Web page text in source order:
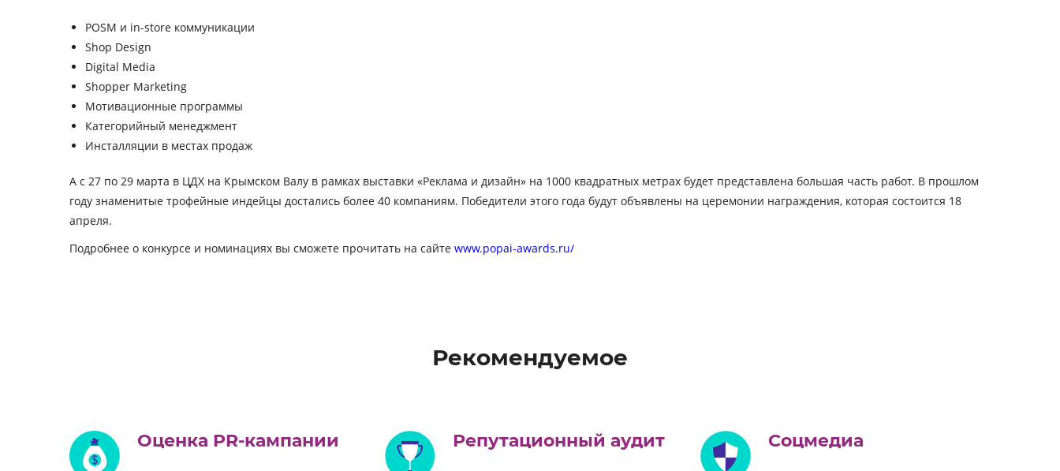
POSM и in-store коммуникации
Shop Design
Digital Media
Shopper Marketing
Мотивационные программы
Категорийный менеджмент
Инсталляции в местах продаж
А с 27 по 29 марта в ЦДХ на Крымском Валу в рамках выставки «Реклама и дизайн» на 1000 квадратных метрахбудет представлена большая часть работ. В прошлом
году знаменитые трофейные индейцы достались более 40 компаниям. Победители этого года будут объявлены на церемонии награждения, которая состоится 18
апреля.
Подробнее о конкурсе и номинациях вы сможете прочитать на сайте www.popai-awards.ru/
Рекомендуемое
Оценка PR-кампании Репутационный аудит Соцмедиа